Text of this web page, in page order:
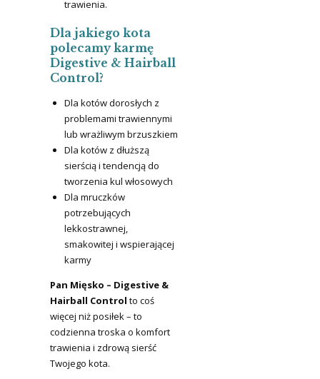
trawienia.
Dla jakiego kota
polecamy karmę
Digestive & Hairball
Control?
Dla kotów dorosłych z
problemami trawiennymi
lub wrażliwym brzuszkiem
Dla kotów z dłuższą
sierścią i tendencją do
tworzenia kul włosowych
Dla mruczków
potrzebujących
lekkostrawnej,
smakowitej i wspierającej
karmy
Pan Mięsko – Digestive &
Hairball Control to coś
więcej niż posiłek – to
codzienna troska o komfort
trawienia i zdrową sierść
Twojego kota.